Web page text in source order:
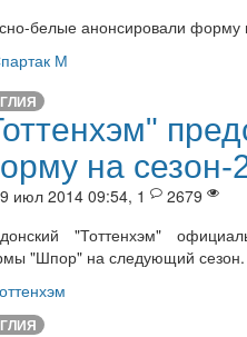
белые анонсировали форму
М
на сезон-
июл 2014 09:54, 1
2679
"Тоттенхэм"
"Шпор" на следующий сезон.